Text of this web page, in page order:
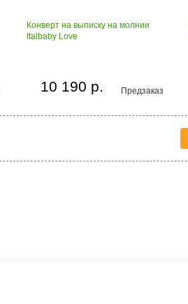
Конверт на выписку на молнии
Italbaby Love
Предзаказ
10 190 р.